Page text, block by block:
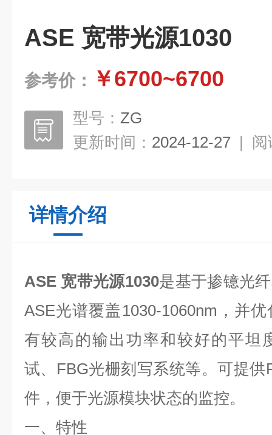
ASE 宽带光源1030
参考价： ￥6700~6700
型号： ZG
更新时间： 2024-12-27 | 阅
详情介绍
ASE 宽带光源1030是基于掺镱光
ASE光谱覆盖1030-1060nm，并
有较高的输出功率和较好的平坦
试、FBG光栅刻写系统等。可提
件，便于光源模块状态的监控。
一、特性